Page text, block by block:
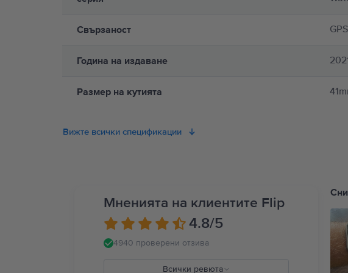
между Вашето медицинско устройство и Apple Watch, определени каишки и
Свързаност
Година на издаване
Размер на кутията
Вижте всички спецификации
Мненията на клиентите Flip
4.8/5
4940 проверени отзива
Всички ревюта